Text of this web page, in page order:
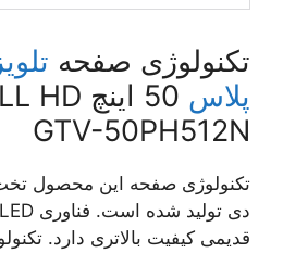
تکنولوژی صفحه
پلاس
GTV-50PH512N
تکنولوژی صفحه این محصول
قدیمی کیفیت بالاتری دارد.